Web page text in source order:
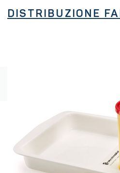
DISTRIBUZIONE